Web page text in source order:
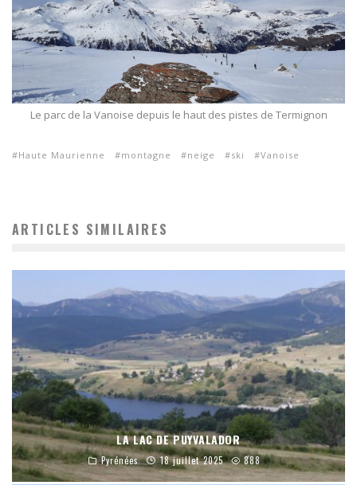
Le parc de la Vanoise depuis le haut des pistes de Termignon
Haute Maurienne montagne neige ski Vanoise
ARTICLES SIMILAIRES
LA LAC DE PUYVALADOR
Pyrénées 18 juillet 2025 888